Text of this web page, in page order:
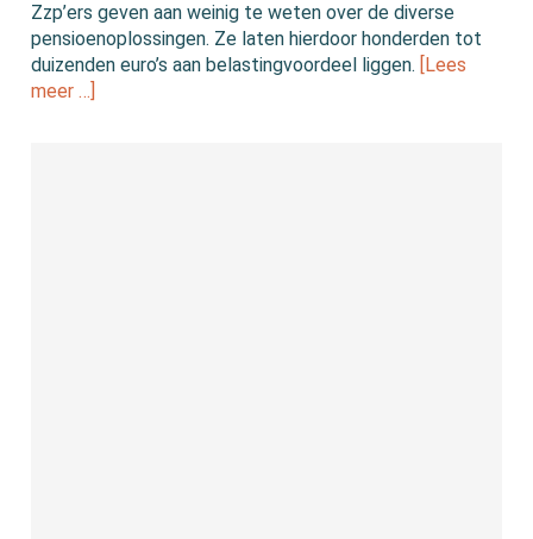
Zzp’ers geven aan weinig te weten over de diverse
pensioenoplossingen. Ze laten hierdoor honderden tot
duizenden euro’s aan belastingvoordeel liggen.
[Lees
meer …]